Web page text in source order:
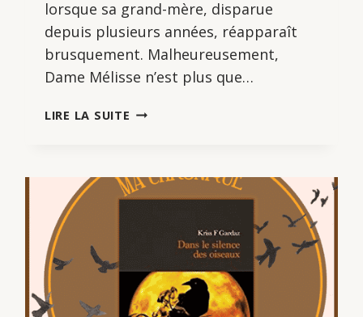
lorsque sa grand-mère, disparue
depuis plusieurs années, réapparaît
brusquement. Malheureusement,
Dame Mélisse n’est plus que…
LIRE LA SUITE MAGIC
L’APPRENTI,
D’AUDREY